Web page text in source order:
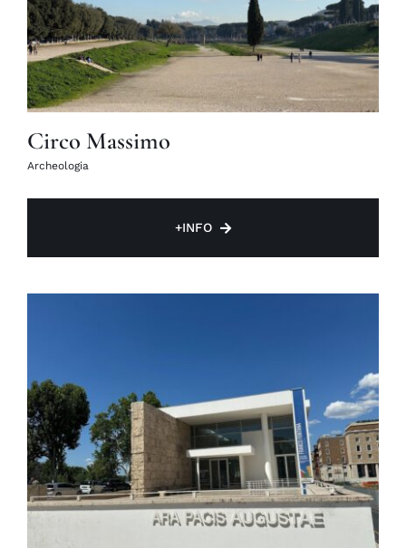
Circo Massimo
Archeologia
+INFO